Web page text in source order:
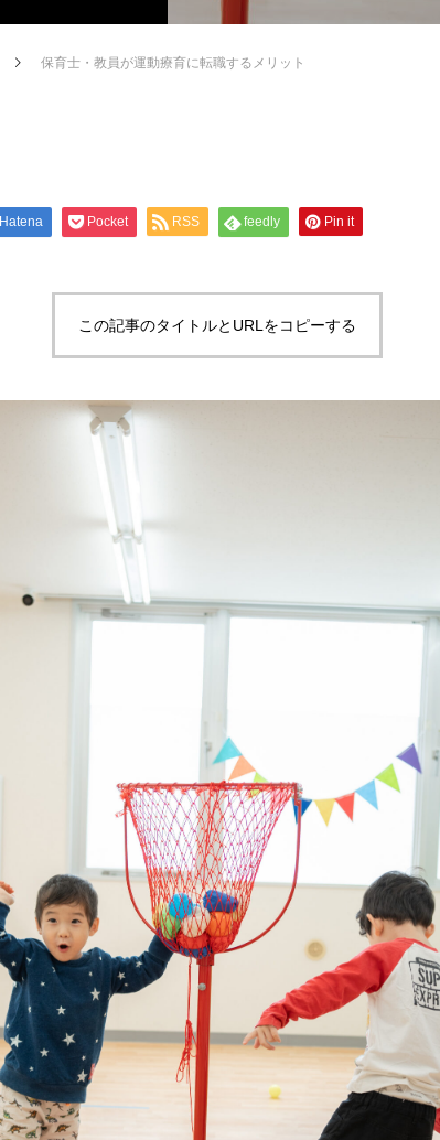
保育士・教員が運動療育に転職するメリット
Hatena Pocket RSS feedly Pin it
この記事のタイトルとURLをコピーする